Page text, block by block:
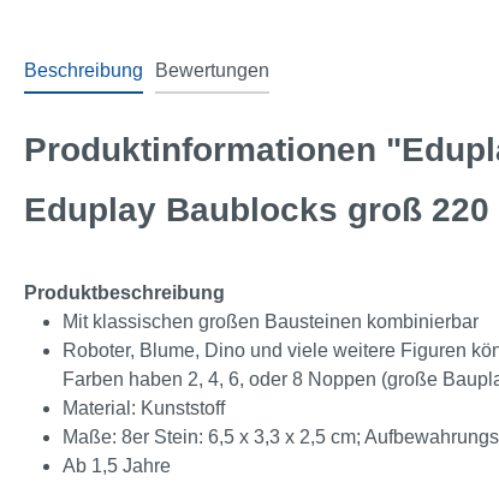
Beschreibung Bewertungen
Produktinformationen
Eduplay Baublocks groß 220
Produktbeschreibung
Mit klassischen großen Bausteinen kombinierbar
Roboter, Blume, Dino und viele weitere Figuren
Farben haben 2, 4, 6, oder 8 Noppen (große
Material: Kunststoff
Maße: 8er Stein: 6,5 x 3,3 x 2,5 cm;
Ab 1,5 Jahre